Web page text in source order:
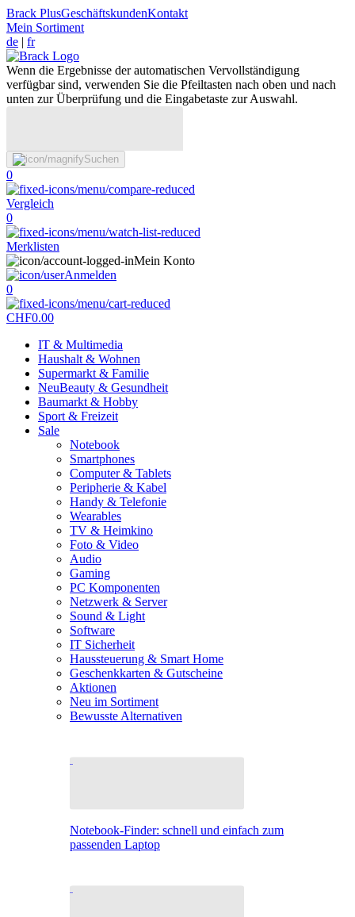
Brack PlusGeschäftskundenKontakt
Mein Sortiment
de | fr
Wenn die Ergebnisse der automatischen Vervollständigung
verfügbar sind, verwenden Sie die Pfeiltasten nach oben und nach
unten zur Überprüfung und die Eingabetaste zur Auswahl.
Suchen
0
Vergleich
0
Merklisten
Mein Konto
Anmelden
0
CHF0.00
IT & Multimedia
Haushalt & Wohnen
Supermarkt & Familie
NeuBeauty & Gesundheit
Baumarkt & Hobby
Sport & Freizeit
Sale
Notebook
Smartphones
Computer & Tablets
Peripherie & Kabel
Handy & Telefonie
Wearables
TV & Heimkino
Foto & Video
Audio
Gaming
PC Komponenten
Netzwerk & Server
Sound & Light
Software
IT Sicherheit
Haussteuerung & Smart Home
Geschenkkarten & Gutscheine
Aktionen
Neu im Sortiment
Bewusste Alternativen
Notebook-Finder: schnell und einfach zum
passenden Laptop